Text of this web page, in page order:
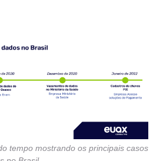
tempo mostrando os principais casos